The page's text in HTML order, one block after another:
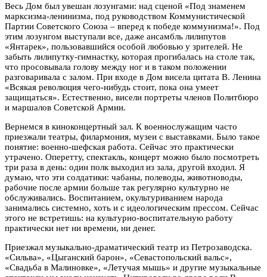
Весь Дом был увешан лозунгами: над сценой «Под знаменем
марксизма-ленинизма, под руководством Коммунистической
Партии Советского Союза – вперед к победе коммунизма!». Под
этим лозунгом выступали все, даже ансамбль лилипутов
«Янтарек», пользовавшийся особой любовью у зрителей. Не
забыть лилипутку-гимнастку, которая прогибалась на столе так,
что просовывала голову между ног и в таком положении
разговаривала с залом. При входе в Дом висела цитата В. Ленина
«Всякая революция чего-нибудь стоит, пока она умеет
защищаться». Естественно, висели портреты членов Политбюро
и маршалов Советской Армии.
Вернемся в киноконцертный зал. К военнослужащим часто
приезжали театры, филармония, музеи с выставками. Было такое
понятие: военно-шефская работа. Сейчас это практически
утрачено. Оперетту, спектакль, концерт можно было посмотреть
три раза в день: один полк выходил из зала, другой входил. Я
думаю, что эти солдатики: чабаны, полеводы, животноводы,
рабочие после армии больше так регулярно культурно не
обслуживались. Воспитанием, окультуриванием народа
занимались системно, хоть и с идеологическим прессом. Сейчас
этого не встретишь: на культурно-воспитательную работу
практически нет ни времени, ни денег.
Приезжал музыкально-драматический театр из Петрозаводска.
«Сильва», «Цыганский барон», «Севастопольский вальс»,
«Свадьба в Малиновке», «Летучая мышь» и другие музыкальные